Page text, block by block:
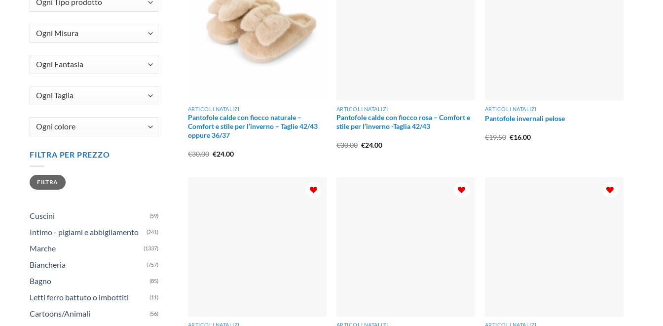
FILTRA PER PREZZO
Prezzo
Min
Prezzo
MaxFILTRA
Cuscini (59)
Intimo - pigiami e abbigliamento (241)
Marche (1337)
Biancheria (757)
Bagno (85)
Letti ferro battuto o imbottiti (11)
Cartoons/Animali (56)
ARTICOLI NATALIZI
Pantofole calde con fiocco naturale –
Comfort e stile per l’inverno – Taglie 42/43
oppure 36/37
€30.00 Il
€24.00Il
ARTICOLI NATALIZI
Pantofole calde con fiocco rosa – Comfort e
stile per l’inverno -Taglia 42/43
€30.00 Il
€24.00Il
ARTICOLI NATALIZI
Pantofole invernali pelose
€19.50 Il
€16.00Il
ARTICOLI NATALIZI ARTICOLI NATALIZI ARTICOLI NATALIZI